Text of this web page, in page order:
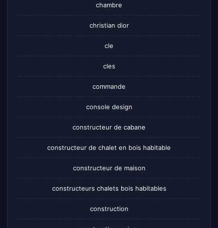
chambre
christian dior
cle
cles
commande
console design
constructeur de cabane
constructeur de chalet en bois habitable
constructeur de maison
constructeurs chalets bois habitables
construction